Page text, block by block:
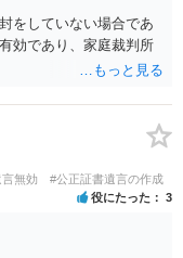
をしていない場合であ
効であり、家庭裁判所
無効 #公正証書遺言の作成
役にたった 3